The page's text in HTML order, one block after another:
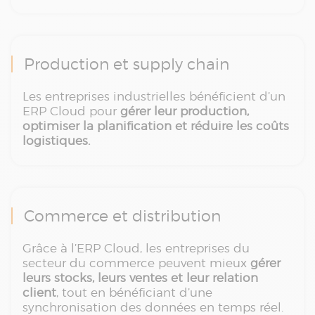
Production et supply chain
Les entreprises industrielles bénéficient d’un
ERP Cloud pour gérer leur production,
optimiser la planification et réduire les coûts
logistiques.
Commerce et distribution
Grâce à l’ERP Cloud, les entreprises du
secteur du commerce peuvent mieux gérer
leurs stocks, leurs ventes et leur relation
client, tout en bénéficiant d’une
synchronisation des données en temps réel.